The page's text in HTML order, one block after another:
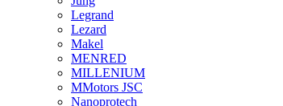
Legrand
Lezard
Makel
MENRED
MILLENIUM
MMotors JSC
Nanoprotech